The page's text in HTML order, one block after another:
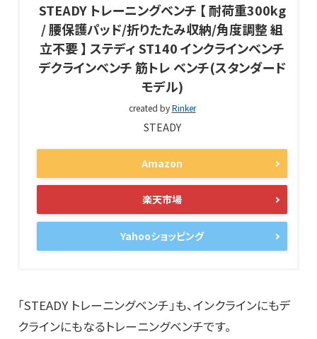
STEADY トレーニングベンチ 【 耐荷重300kg
/ 腰保護パッド/折りたたみ収納/角度調整 組
立不要 】 ステディ ST140 インクラインベンチ
デクラインベンチ 筋トレ ベンチ(スタンダード
モデル)
created byRinker
STEADY
Amazon
楽天市場
Yahooショッピング
「STEADY トレーニングベンチ」も、インクラインにもデ
クラインにもなるトレーニングベンチです。